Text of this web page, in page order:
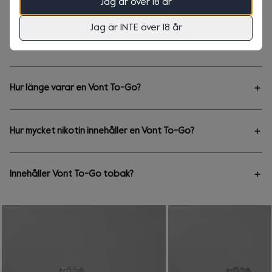
Jag är över 18 år
Jag är INTE över 18 år
Totalt 0 kr
och bli belönad.
FAQ
Hur fungerar Vont To-Go?
Vont To-Go är en enkel och färdig engångsprodukt som inte
inhalerar du bara på enheten.
Hur länge varar en Vont To-Go?
Antalet puffs per enhet varierar beroende på individuell
förbrukad eller tills batteriet tar slut. Vissa konsumenter kan
Hur mycket nikotin innehåller en Vont To-Go?
En Vont To-Go innehåller antingen 20mg/ml eller 0mg/ml
Nikotininnehållet kan minska under en längre tid.
Innehåller Vont To-Go tobak?